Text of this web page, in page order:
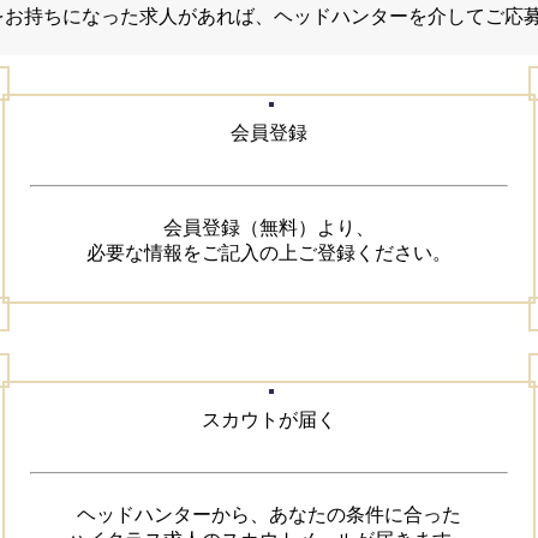
お持ちになった求人があれば、ヘッドハンターを介してご応
会員登録
会員登録（無料）より、
必要な情報をご記入の上ご登録ください。
スカウトが届く
ヘッドハンターから、あなたの条件に合った